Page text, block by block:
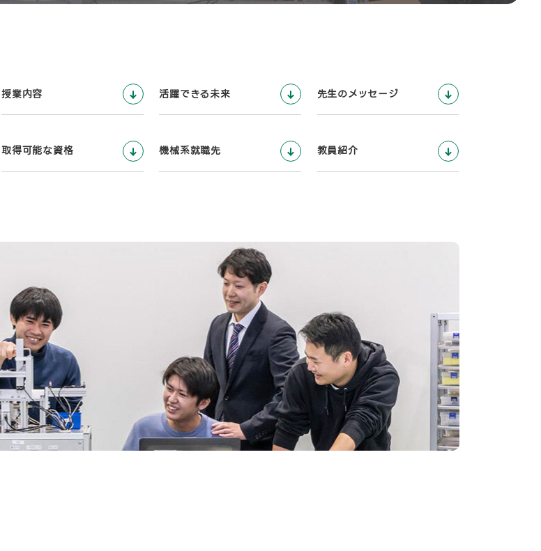
授業内容 活躍できる未来 先生のメッセージ
取得可能な資格 機械系就職先 教員紹介